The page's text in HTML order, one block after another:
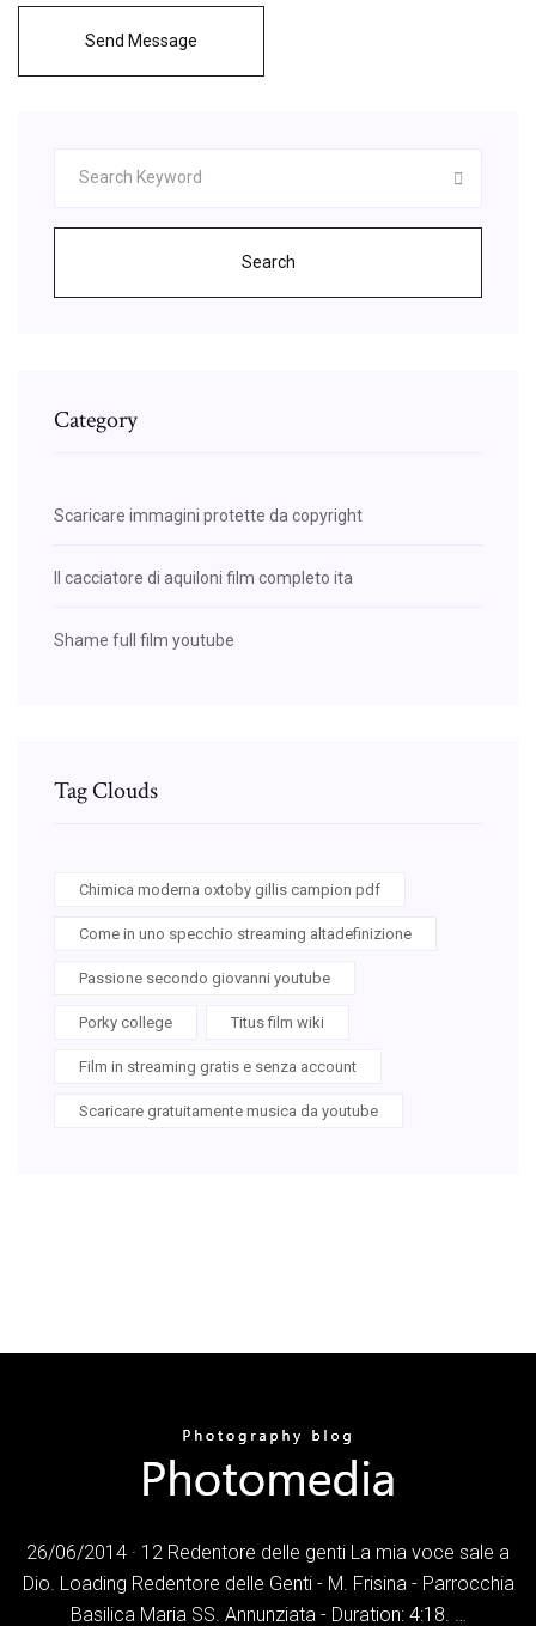
Send Message
Search
Category
Scaricare immagini protette da copyright
Il cacciatore di aquiloni film completo ita
Shame full film youtube
Tag Clouds
Chimica moderna oxtoby gillis campion pdf
Come in uno specchio streaming altadefinizione
Passione secondo giovanni youtube
Porky college Titus film wiki
Film in streaming gratis e senza account
Scaricare gratuitamente musica da youtube
26/06/2014 · 12 Redentore delle genti La mia voce sale a
Dio. Loading Redentore delle Genti - M. Frisina - Parrocchia
Basilica Maria SS. Annunziata - Duration: 4:18. …